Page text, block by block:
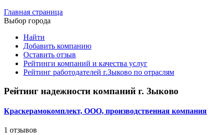
Главная страница
Выбор города
Найти
Добавить компанию
Оставить отзыв
Рейтинги компаний и качества услуг
Рейтинг работодателей г.Зыково по отраслям
Рейтинг надежности компаний г. Зыково
Краскерамокомплект, ООО, производственная компания
1 отзывов